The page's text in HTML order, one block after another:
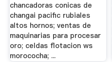
chancadoras conicas de
changai pacific rubiales
altos hornos; ventas de
maquinarias para procesar
oro; celdas flotacion ws
morococha; ...